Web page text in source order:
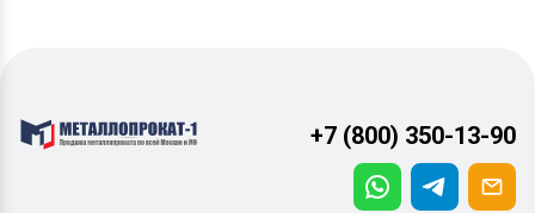
+7 (800) 350-13-90